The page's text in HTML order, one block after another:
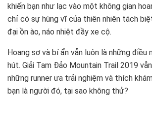
khiến bạn như lạc vào một không gian
chỉ có sự hùng vĩ của thiên nhiên tách
đại ồn ào, náo nhiệt đầy xe cộ.
Hoang sơ và bí ẩn vẫn luôn là những điều
hút. Giải Tam Đảo Mountain Trail 2019
những runner ưa trải nghiệm và thích
bạn là người đó, tại sao không thử?